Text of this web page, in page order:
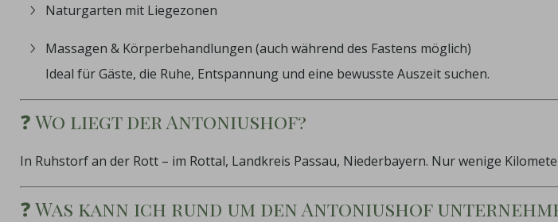
Naturgarten mit Liegezonen
Massagen & Körperbehandlungen (auch während des Fastens möglich)
Ideal für Gäste, die Ruhe, Entspannung und eine bewusste Auszeit suchen.
❓ Wo liegt der Antoniushof?
In Ruhstorf an der Rott – im Rottal, Landkreis Passau, Niederbayern. Nur wenige
❓ Was kann ich rund um den Antoniushof